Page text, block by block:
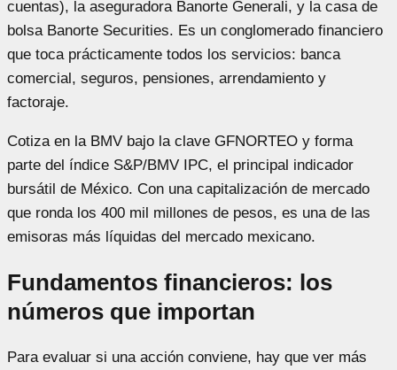
cuentas), la aseguradora Banorte Generali, y la casa de
bolsa Banorte Securities. Es un conglomerado financiero
que toca prácticamente todos los servicios: banca
comercial, seguros, pensiones, arrendamiento y
factoraje.
Cotiza en la BMV bajo la clave GFNORTEO y forma
parte del índice S&P/BMV IPC, el principal indicador
bursátil de México. Con una capitalización de mercado
que ronda los 400 mil millones de pesos, es una de las
emisoras más líquidas del mercado mexicano.
Fundamentos financieros: los
números que importan
Para evaluar si una acción conviene, hay que ver más